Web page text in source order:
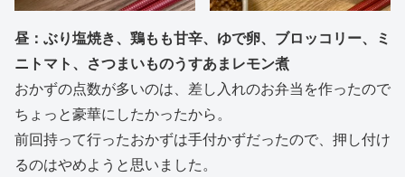
昼：ぶり塩焼き、鶏もも甘辛、ゆで卵、ブロッコリー、ミ
ニトマト、さつまいものうすあまレモン煮
おかずの点数が多いのは、差し入れのお弁当を作ったので
ちょっと豪華にしたかったから。
前回持って行ったおかずは手付かずだったので、押し付け
るのはやめようと思いました。